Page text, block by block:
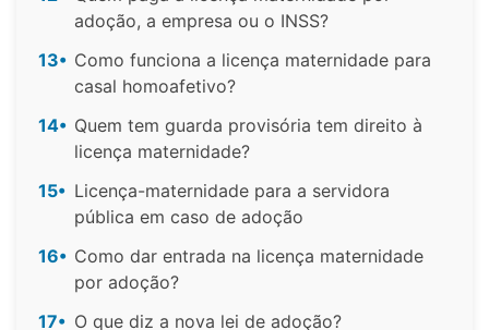
adoção, a empresa ou o INSS?
13• Como funciona a licença maternidade para
casal homoafetivo?
14• Quem tem guarda provisória tem direito à
licença maternidade?
15• Licença-maternidade para a servidora
pública em caso de adoção
16• Como dar entrada na licença maternidade
por adoção?
17• O que diz a nova lei de adoção?